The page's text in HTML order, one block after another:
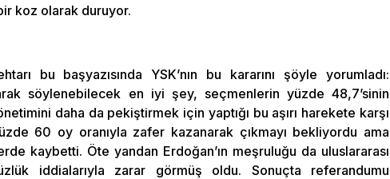
koz olarak duruyor.
bu başyazısında YSK’nın bu kararını şöyle yorumladı:
söylenebilecek en iyi şey, seçmenlerin yüzde 48,7’sinin
daha da pekiştirmek için yaptığı bu aşırı harekete karşı
60 oy oranıyla zafer kazanarak çıkmayı bekliyordu ama
kaybetti. Öte yandan Erdoğan’ın meşruluğu da uluslararası
iddialarıyla zarar görmüş oldu. Sonuçta referandumu